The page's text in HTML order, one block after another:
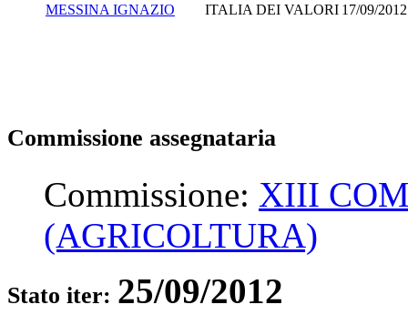
MESSINA IGNAZIO
ITALIA DEI VALORI 17/09/2012
Commissione assegnataria
Commissione: XIII
(AGRICOLTURA)
Stato iter: 25/09/2012